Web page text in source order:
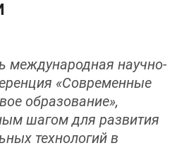
международная научно-
«Современные
образование»,
шагом для развития
технологий в